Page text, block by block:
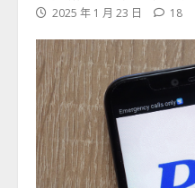
2025 年 1 月 23 日 18